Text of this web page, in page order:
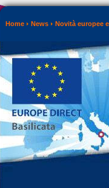
Home News Novità europee